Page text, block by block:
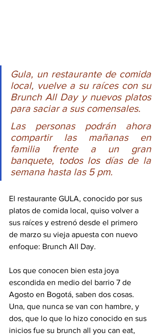
Gula, un restaurante de comida
local, vuelve a su raíces con su
Brunch All Day y nuevos platos
para saciar a sus comensales.
Las personas podrán ahora
compartir las mañanas en
familia frente a un gran
banquete, todos los días de la
semana hasta las 5 pm.
El restaurante GULA, conocido por sus
platos de comida local, quiso volver a
sus raíces y estrenó desde el primero
de marzo su vieja apuesta con nuevo
enfoque: Brunch All Day.
Los que conocen bien esta joya
escondida en medio del barrio 7 de
Agosto en Bogotá, saben dos cosas.
Una, que nunca se van con hambre, y
dos, que lo que lo hizo conocido en sus
inicios fue su brunch all you can eat,